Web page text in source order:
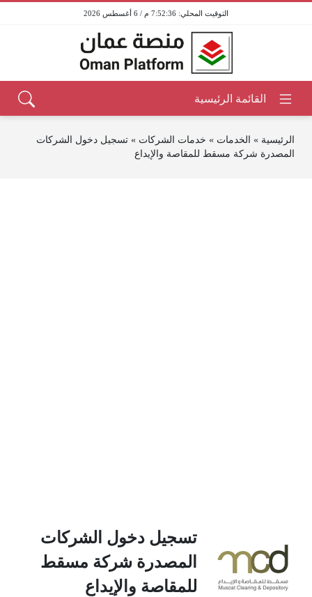
7:52:36 م / 6 أغسطس 2026
الرئيسية » الخدمات » خدمات الشركات » تسجيل دخول الشركات
المصدرة شركة مسقط للمقاصة والإيداع
تسجيل دخول الشركات
المصدرة شركة مسقط
للمقاصة والإيداع